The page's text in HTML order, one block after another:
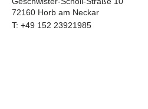
72160 Horb am Neckar
T: +49 152 23921985